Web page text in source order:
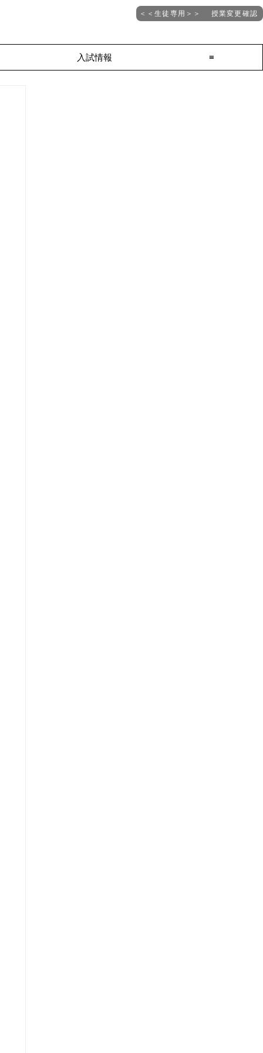
＜＜生徒専用＞＞ 授業変更確認
入試情報 ≡